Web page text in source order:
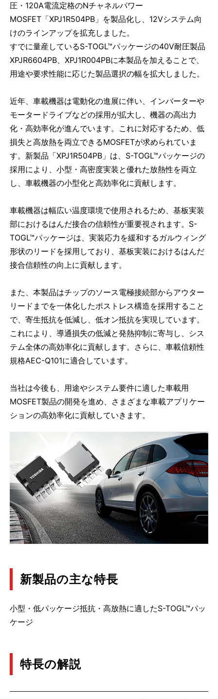
圧・120A電流定格のNチャネルパワー
MOSFET「XPJ1R504PB」を製品化し、12Vシステム向
けのラインアップを拡充しました。
すでに量産しているS-TOGL™パッケージの40V耐圧製品
XPJR6604PB、XPJ1R004PBに本製品を加えることで、
用途や要求性能に応じた製品選択の幅を拡大しました。
近年、車載機器は電動化の進展に伴い、インバーターや
モータードライブなどの採用が拡大し、機器の高出力
化・高効率化が進んでいます。これに対応するため、低
損失と高放熱を両立できるMOSFETが求められていま
す。新製品「XPJ1R504PB」は、S-TOGL™パッケージの
採用により、小型・高密度実装と優れた放熱性を両立
し、車載機器の小型化と高効率化に貢献します。
車載機器は幅広い温度環境で使用されるため、基板実装
部におけるはんだ接合の信頼性が重要視されます。S-
TOGL™パッケージは、実装応力を緩和するガルウィング
形状のリードを採用しており、基板実装におけるはんだ
接合信頼性の向上に貢献します。
また、本製品はチップのソース電極接続部からアウター
リードまでを一体化したポストレス構造を採用すること
で、寄生抵抗を低減し、低オン抵抗を実現しています。
これにより、導通損失の低減と発熱抑制に寄与し、シス
テム全体の高効率化に貢献します。さらに、車載信頼性
規格AEC-Q101に適合しています。
当社は今後も、用途やシステム要件に適した車載用
MOSFET製品の開発を進め、さまざまな車載アプリケー
ションの高効率化に貢献していきます。
新製品の主な特長
小型・低パッケージ抵抗・高放熱に適したS-TOGL™パッ
ケージ
特長の解説